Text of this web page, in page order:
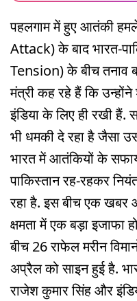
पहलगाम में हुए आतंकी
Attack) के बाद भारत-
Tension) के बीच तनाव
मंत्री कह रहे हैं कि
इंडिया के लिए ही रखी हैं.
भी धमकी दे रहा है जैसा
भारत में आतंकियों के
पाकिस्तान रह-रहकर
रहा है. इस बीच एक खबर
क्षमता में एक बड़ा इजाफा
बीच 26 राफेल मरीन
अप्रैल को साइन हुई है.
राजेश कुमार सिंह और